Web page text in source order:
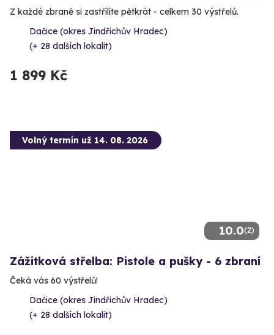
Z každé zbraně si zastřílíte pětkrát - celkem 30 výstřelů.
Dačice (okres Jindřichův Hradec)
(+ 28 dalších lokalit)
1 899 Kč
10.0(2)
Volný termín už 14. 08. 2026
Zážitková střelba: Pistole a pušky - 6 zbraní
Čeká vás 60 výstřelů!
Dačice (okres Jindřichův Hradec)
(+ 28 dalších lokalit)